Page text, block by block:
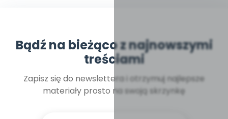
Bądź na bieżąco z najnowszymi
treściami
Zapisz się do newslettera i otrzymuj najlepsze
materiały prosto na swoją skrzynkę